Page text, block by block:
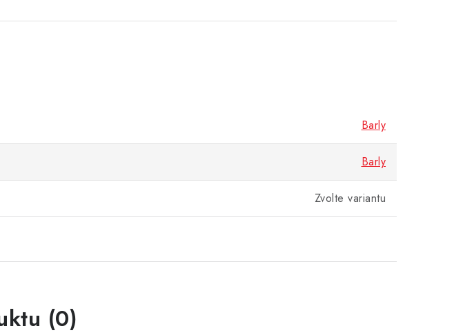
Barly
Barly
Zvolte variantu
(0)